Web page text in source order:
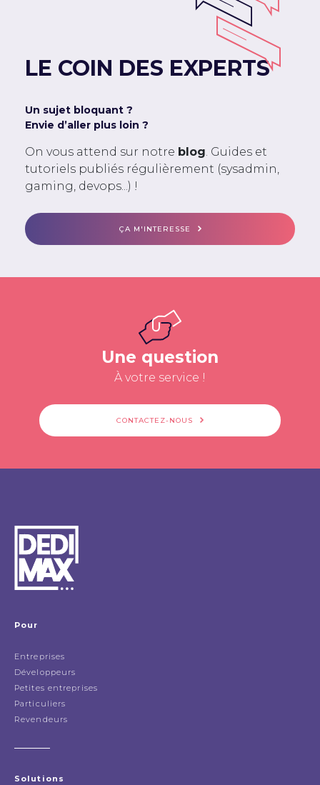
LE COIN DES EXPERTS
Un sujet bloquant ?
Envie d’aller plus loin ?
On vous attend sur notre blog . Guides et
tutoriels publiés régulièrement (sysadmin,
gaming, devops...) !
ÇA M'INTERESSE
Une question
À votre service !
CONTACTEZ-NOUS
Pour
Entreprises
Développeurs
Petites entreprises
Particuliers
Revendeurs
Solutions